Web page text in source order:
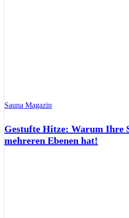
Sauna Magazin
Gestufte Hitze: Warum Ihre
mehreren Ebenen hat!